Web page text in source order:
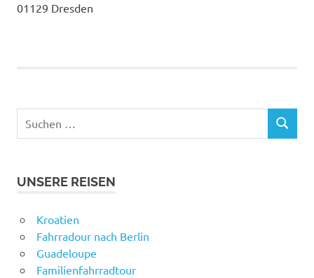
01129 Dresden
Suchen
SUCHEN
UNSERE REISEN
Kroatien
Fahrradour nach Berlin
Guadeloupe
Familienfahrradtour